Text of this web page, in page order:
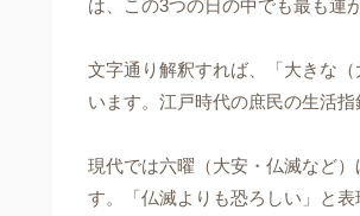
は、この3つの日の中でも最も運
文字通り解釈すれば、「大きな
います。江戸時代の庶民の生活
現代では六曜（大安・仏滅など
す。「仏滅よりも恐ろしい」と